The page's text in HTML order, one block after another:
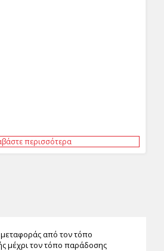
περισσότερα
από τον τόπο
μέχρι τον τόπο παράδοσης